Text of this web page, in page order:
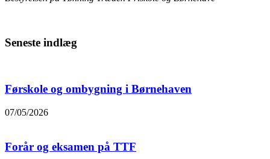
Seneste indlæg
Førskole og ombygning i Børnehaven
07/05/2026
Forår og eksamen på TTF